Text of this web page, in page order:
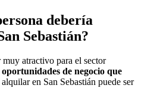
debería
Sebastián?
muy atractivo para el sector
de negocio que
en San Sebastián puede ser